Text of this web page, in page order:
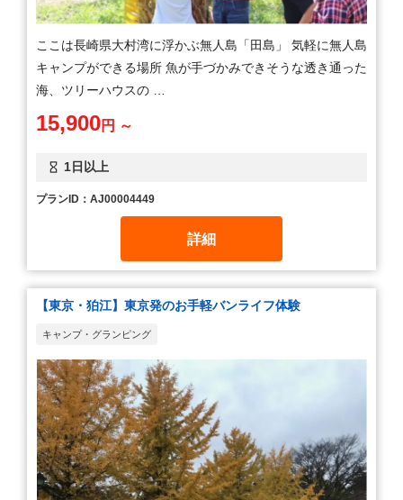
ここは長崎県大村湾に浮かぶ無人島「田島」 気軽に無人島
キャンプができる場所 魚が手づかみできそうな透き通った
海、ツリーハウスの …
1日以上
15,900円 ～
プランID：AJ00004449
詳細
【東京・狛江】東京発のお手軽バンライフ体験
キャンプ・グランピング